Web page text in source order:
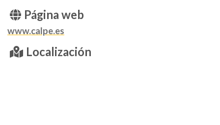
Página web
www.calpe.es
Localización